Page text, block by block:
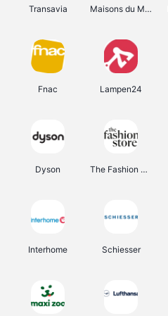
Transavia Maisons du Monde
Fnac Lampen24
Dyson The Fashion Store
Interhome Schiesser